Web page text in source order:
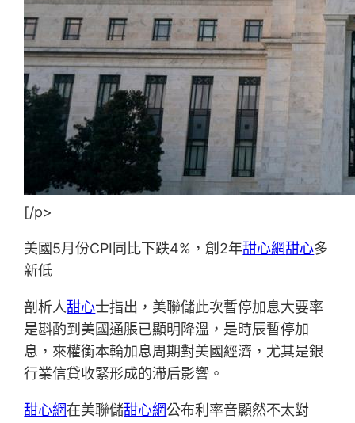
[/p>
美國5月份CPI同比下跌4%，創2年甜心網甜心多
新低
剖析人甜心士指出，美聯儲此次暫停加息大要率
是斟酌到美國通脹已顯明降溫，是時辰暫停加
息，來權衡本輪加息周期對美國經濟，尤其是銀
行業信貸收緊形成的滯后影響。
甜心網在美聯儲甜心網公布利率音顯然不太對